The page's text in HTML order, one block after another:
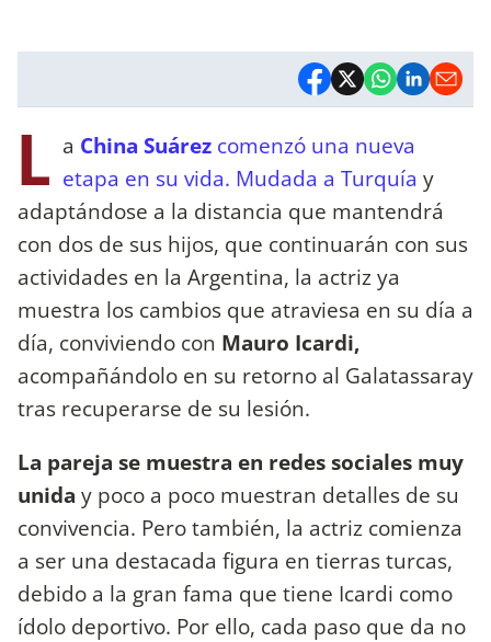
L a China Suárez comenzó una nueva
etapa en su vida. Mudada a Turquía y
adaptándose a la distancia que mantendrá
con dos de sus hijos, que continuarán con sus
actividades en la Argentina, la actriz ya
muestra los cambios que atraviesa en su día a
día, conviviendo con Mauro Icardi,
acompañándolo en su retorno al Galatassaray
tras recuperarse de su lesión.
La pareja se muestra en redes sociales muy
unida y poco a poco muestran detalles de su
convivencia. Pero también, la actriz comienza
a ser una destacada figura en tierras turcas,
debido a la gran fama que tiene Icardi como
ídolo deportivo. Por ello, cada paso que da no